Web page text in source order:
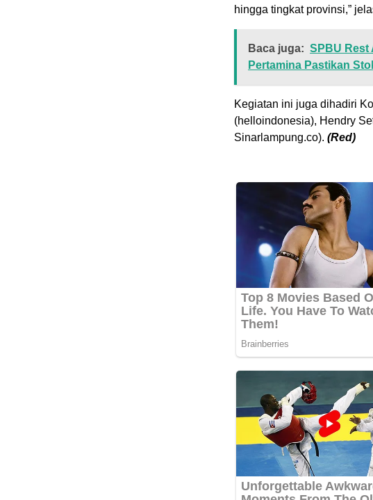
hingga tingkat provinsi,”
Baca juga: SPBU Rest
Pertamina Pastikan
Kegiatan ini juga dihadiri
(helloindonesia), Hendry
Sinarlampung.co). (Red)